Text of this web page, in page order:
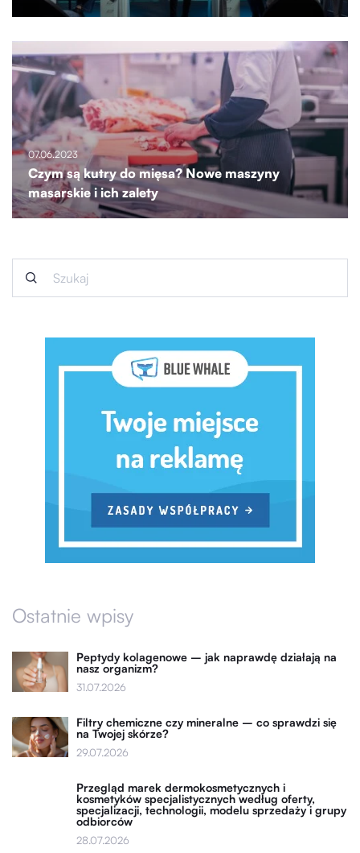
07.06.2023
Czym są kutry do mięsa? Nowe maszyny
masarskie i ich zalety
Ostatnie wpisy
Peptydy kolagenowe – jak naprawdę działają na
nasz organizm?
31.07.2026
Filtry chemiczne czy mineralne – co sprawdzi się
na Twojej skórze?
29.07.2026
Przegląd marek dermokosmetycznych i
kosmetyków specjalistycznych według oferty,
specjalizacji, technologii, modelu sprzedaży i grupy
odbiorców
28.07.2026